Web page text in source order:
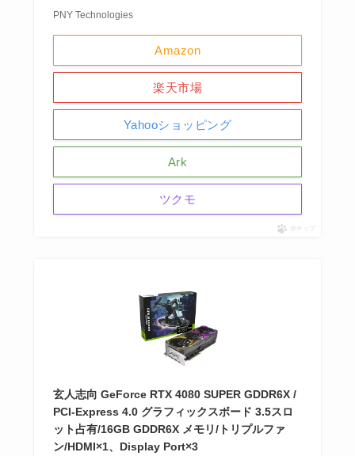
PNY Technologies
Amazon
楽天市場
Yahooショッピング
Ark
ツクモ
ポチップ
玄人志向 GeForce RTX 4080 SUPER GDDR6X /
PCI-Express 4.0 グラフィックスボード 3.5スロ
ット占有/16GB GDDR6X メモリ/トリプルファ
ン/HDMI×1、Display Port×3